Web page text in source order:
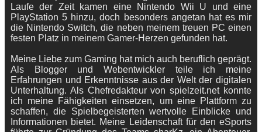
Laufe der Zeit kamen eine Nintendo Wii U und eine
PlayStation 5 hinzu, doch besonders angetan hat es mir
die Nintendo Switch, die neben meinem treuen PC einen
festen Platz in meinem Gamer-Herzen gefunden hat.
Meine Liebe zum Gaming hat mich auch beruflich geprägt.
Als Blogger und Webentwickler teile ich meine
Erfahrungen und Erkenntnisse aus der Welt der digitalen
Unterhaltung. Als Chefredakteur von spielzeit.net konnte
ich meine Fähigkeiten einsetzen, um eine Plattform zu
schaffen, die Spielbegeisterten wertvolle Einblicke und
Informationen bietet. Meine Leidenschaft für den eSports